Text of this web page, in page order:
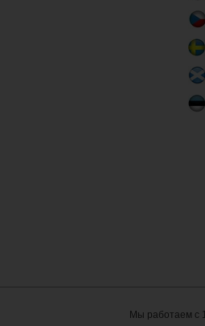
Мы работаем с